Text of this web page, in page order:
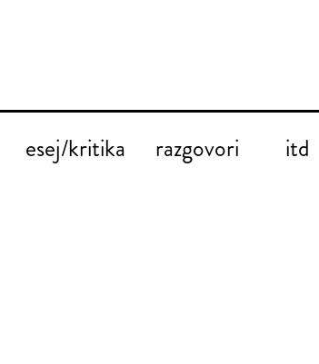
esej/kritika razgovori itd